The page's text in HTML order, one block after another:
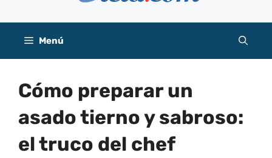
Menú
Cómo preparar un
asado tierno y sabroso:
el truco del chef